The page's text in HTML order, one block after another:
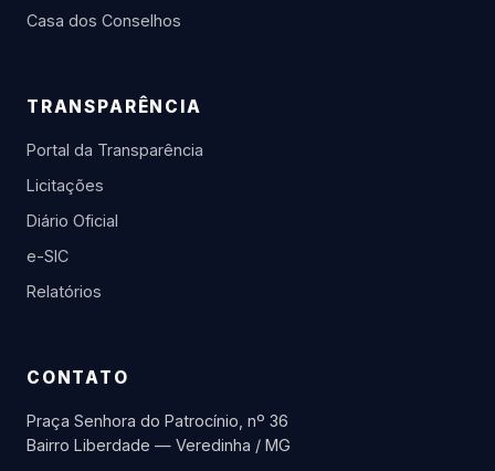
Casa dos Conselhos
TRANSPARÊNCIA
Portal da Transparência
Licitações
Diário Oficial
e-SIC
Relatórios
CONTATO
Praça Senhora do Patrocínio, nº 36
Bairro Liberdade — Veredinha / MG